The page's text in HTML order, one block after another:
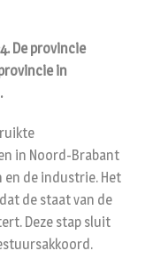
De provincie
in
in Noord-Brabant
de industrie. Het
de staat van de
Deze stap sluit